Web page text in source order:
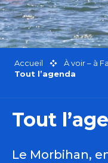
Accueil À voir – à
Tout l’agenda
Tout
Le Morbihan,